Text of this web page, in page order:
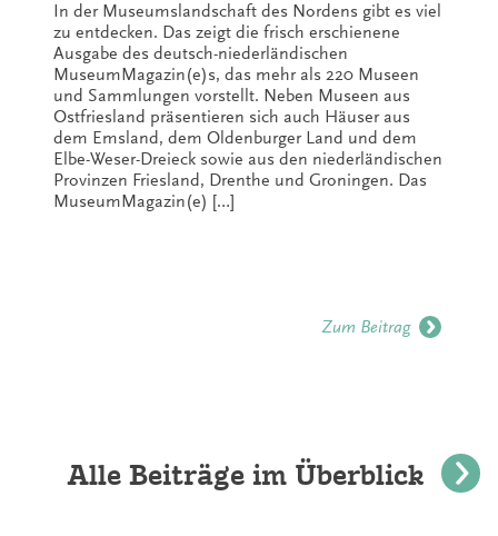
In der Museumslandschaft des Nordens gibt es viel
zu entdecken. Das zeigt die frisch erschienene
Ausgabe des deutsch-niederländischen
MuseumMagazin(e)s, das mehr als 220 Museen
und Sammlungen vorstellt. Neben Museen aus
Ostfriesland präsentieren sich auch Häuser aus
dem Emsland, dem Oldenburger Land und dem
Elbe-Weser-Dreieck sowie aus den niederländischen
Provinzen Friesland, Drenthe und Groningen. Das
MuseumMagazin(e) […]
Zum Beitrag
Alle Beiträge im Überblick